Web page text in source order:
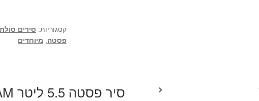
קטגוריות: סירים
פסטה, מיוחדים
סיר פסטה 5.5 ליטר SOLTAM